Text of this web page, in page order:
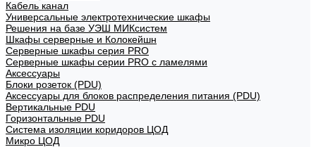
Кабель канал
Универсальные электротехнические шкафы
Решения на базе УЭШ МИКсистем
Шкафы серверные и Колокейшн
Серверные шкафы серия PRO
Серверные шкафы серии PRO с ламелями
Аксессуары
Блоки розеток (PDU)
Аксессуары для блоков распределения питания (PDU)
Вертикальные PDU
Горизонтальные PDU
Система изоляции коридоров ЦОД
Микро ЦОД